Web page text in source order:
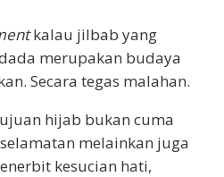
kalau jilbab yang
merupakan budaya
Secara tegas malahan.
hijab bukan cuma
melainkan juga
kesucian hati,